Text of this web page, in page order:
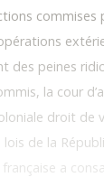
commises
des peines
la cour
droit de
lois de la
a